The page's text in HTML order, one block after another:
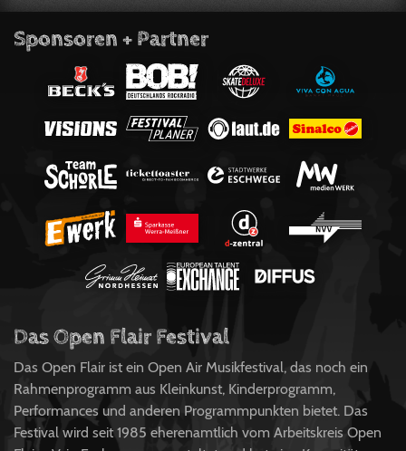
Sponsoren + Partner
Das Open Flair Festival
Das Open Flair ist ein Open Air Musikfestival, das noch ein
Rahmenprogramm aus Kleinkunst, Kinderprogramm,
Performances und anderen Programmpunkten bietet. Das
Festival wird seit 1985 eherenamtlich vom Arbeitskreis Open